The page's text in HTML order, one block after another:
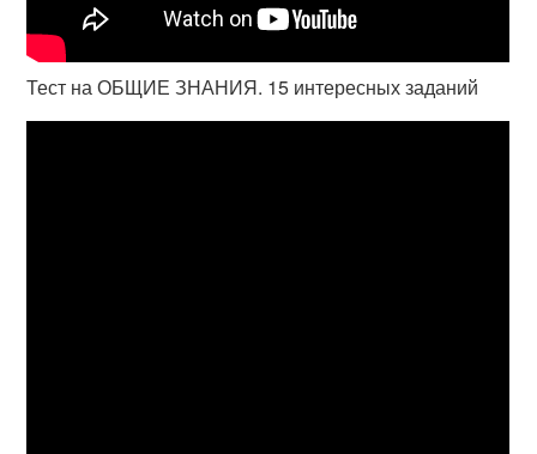
Тест на ОБЩИЕ ЗНАНИЯ. 15 интересных заданий